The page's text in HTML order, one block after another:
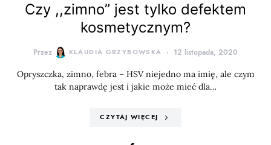
Czy ,,zimno” jest tylko defektem
kosmetycznym?
Przez KLAUDIA GRZYBOWSKA 12 listopada, 2020
Opryszczka, zimno, febra – HSV niejedno ma imię, ale czym
tak naprawdę jest i jakie może mieć dla…
CZYTAJ WIĘCEJ